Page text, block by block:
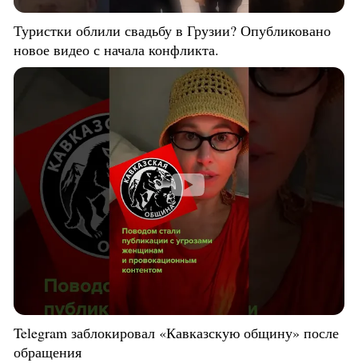
Туристки облили свадьбу в Грузии? Опубликовано
новое видео с начала конфликта.
Telegram заблокировал «Кавказскую общину» после
обращения